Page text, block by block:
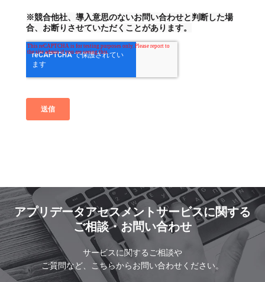
アプリデータアセスメントサービスに関する
ご相談・お問い合わせ
サービスに関するご相談や
ご質問など、こちらからお問い合わせください。